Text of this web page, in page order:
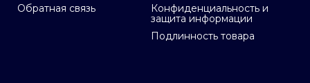
Обратная связь
Конфиденциальность и
защита информации
Подлинность товара